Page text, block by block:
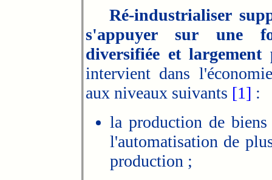
Ré-industrialiser
s'appuyer sur une
diversifiée et largement
intervient dans
aux niveaux suivants [1] :
la production de
l'automatisation de
production ;